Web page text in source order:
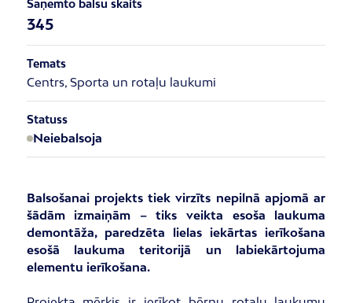
Saņemto balsu skaits
345
Temats
Centrs, Sporta un rotaļu laukumi
Statuss
Neiebalsoja
Balsošanai projekts tiek virzīts nepilnā apjomā ar
šādām izmaiņām – tiks veikta esoša laukuma
demontāža, paredzēta lielas iekārtas ierīkošana
esošā laukuma teritorijā un labiekārtojuma
elementu ierīkošana.